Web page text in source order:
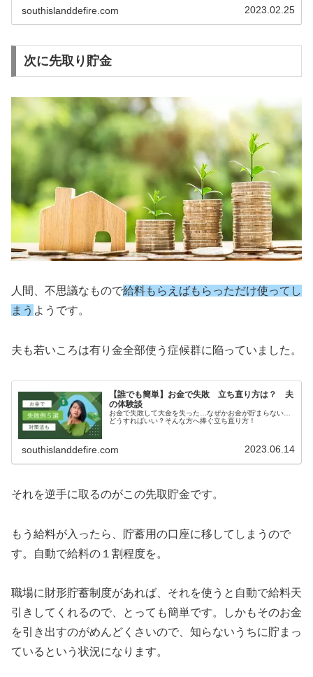
southislanddefire.com 2023.02.25
次に先取り貯金
人間、不思議なもので給料もらえばもらっただけ使ってし
まう ようです。
夫も若いころは有り金全部使う症候群に陥っていました。
【誰でも簡単】お金で失敗 立ち直り方は？ 夫
の体験談
お金で失敗して大金を失った…なぜかお金が貯まらない…
どうすればいい？そんな方へ捧ぐ立ち直り方！
southislanddefire.com 2023.06.14
それを逆手に取るのがこの先取貯金です。
もう給料が入ったら、貯蓄用の口座に移してしまうので
す。自動で給料の１割程度を。
職場に財形貯蓄制度があれば、それを使うと自動で給料天
引きしてくれるので、とっても簡単です。しかもそのお金
を引き出すのがめんどくさいので、知らないうちに貯まっ
ているという状況になります。